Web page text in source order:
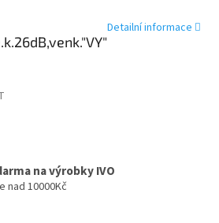
Detailní informace
na výrobky IVO
nad 10000Kč